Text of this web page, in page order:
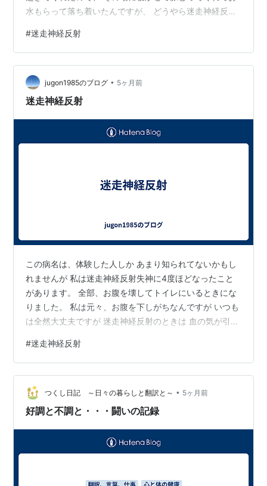
水もらって落ち着いたんですが、 どうやら迷走神経反射
ランスが崩れて急激な血圧低下や心拍数の減少を招く現
象 らしく、 日本選手権→子供連れで帰省、帰省中ひどい
くらい寝てくれない →帰宅翌日朝レッスンからのベビー
スイミング→翌日自分の練習 と詰め込みクタクタスケジ
ュールのせいかな？ あとは気温差にやられたか・・・ な
#迷走神経反射
jugon1985のブログ • 5ヶ月前
迷走神経反射
この病名は、体験した人しか あまり知られてないかもし
れませんが 私は迷走神経反射失神に4度ほどなったこと
があります。 全部、お腹を壊してトイレにいるときにな
りました。 私は元々、お腹を下しがちなんですが いつも
は全然大丈夫ですが 迷走神経反射のときは 血の気が引い
感覚です。 絶望的な心細さと、気持ち悪さがあります。
さっき、久しぶりにそれになりそうになり 私も慣れてる
ので そういうときは汚いとか考えずトイレの床に 寝転び
ます。（自宅でしかなったことないです。） 寝転び、と
にかく波が去るのを待つ。 今回は「あ～」と うなり声を
#迷走神経反射
つくし日記 ～日々の暮らしと翻訳と～ • 5ヶ月前
好調と不調と・・・闘いの記録